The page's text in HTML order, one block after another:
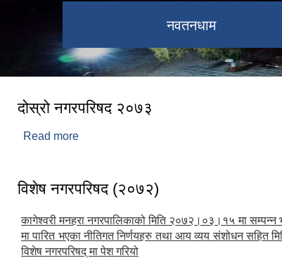
नवतनधाम
कागेश्वरी महादेव मन्दिर
दोस्रो नगरपरिषद २०७३
Read more
विशेष नगरपरिषद (२०७२)
कागेश्वरी मनहरा नगरपालिकाको मिति २०७२।०३।१५ मा सम्पन्न
मा पारित भएका नीतिगत निर्णयहरु तथा आय व्यय संशोधन सहित
विशेष नगरपरिषद् मा पेश गरियो